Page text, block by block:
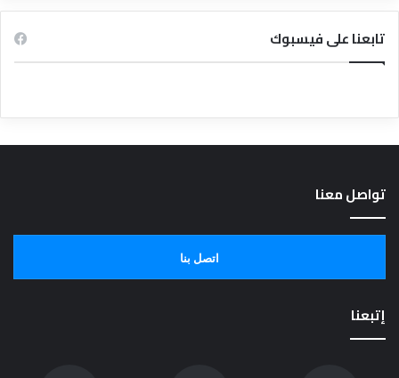
تابعنا على فيسبوك
تواصل معنا
اتصل بنا
إتبعنا